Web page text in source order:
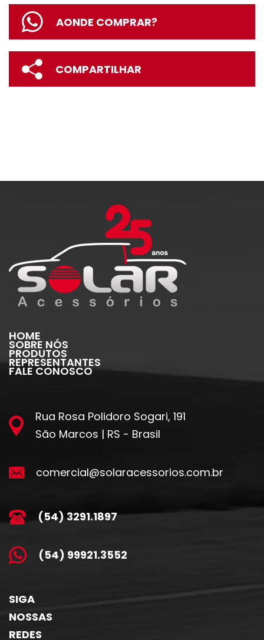
AONDE COMPRAR?
COMPARTILHAR
HOME
SOBRE NÓS
PRODUTOS
REPRESENTANTES
FALE CONOSCO
Rua Rosa Polidoro Sogari, 191
São Marcos | RS - Brasil
comercial@solaracessorios.com.br
(54) 3291.1897
(54) 99921.3552
SIGA
NOSSAS
REDES